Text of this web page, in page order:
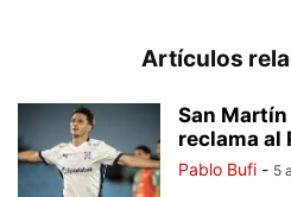
Artículos
San Martín
reclama al
Pablo Bufi - 5